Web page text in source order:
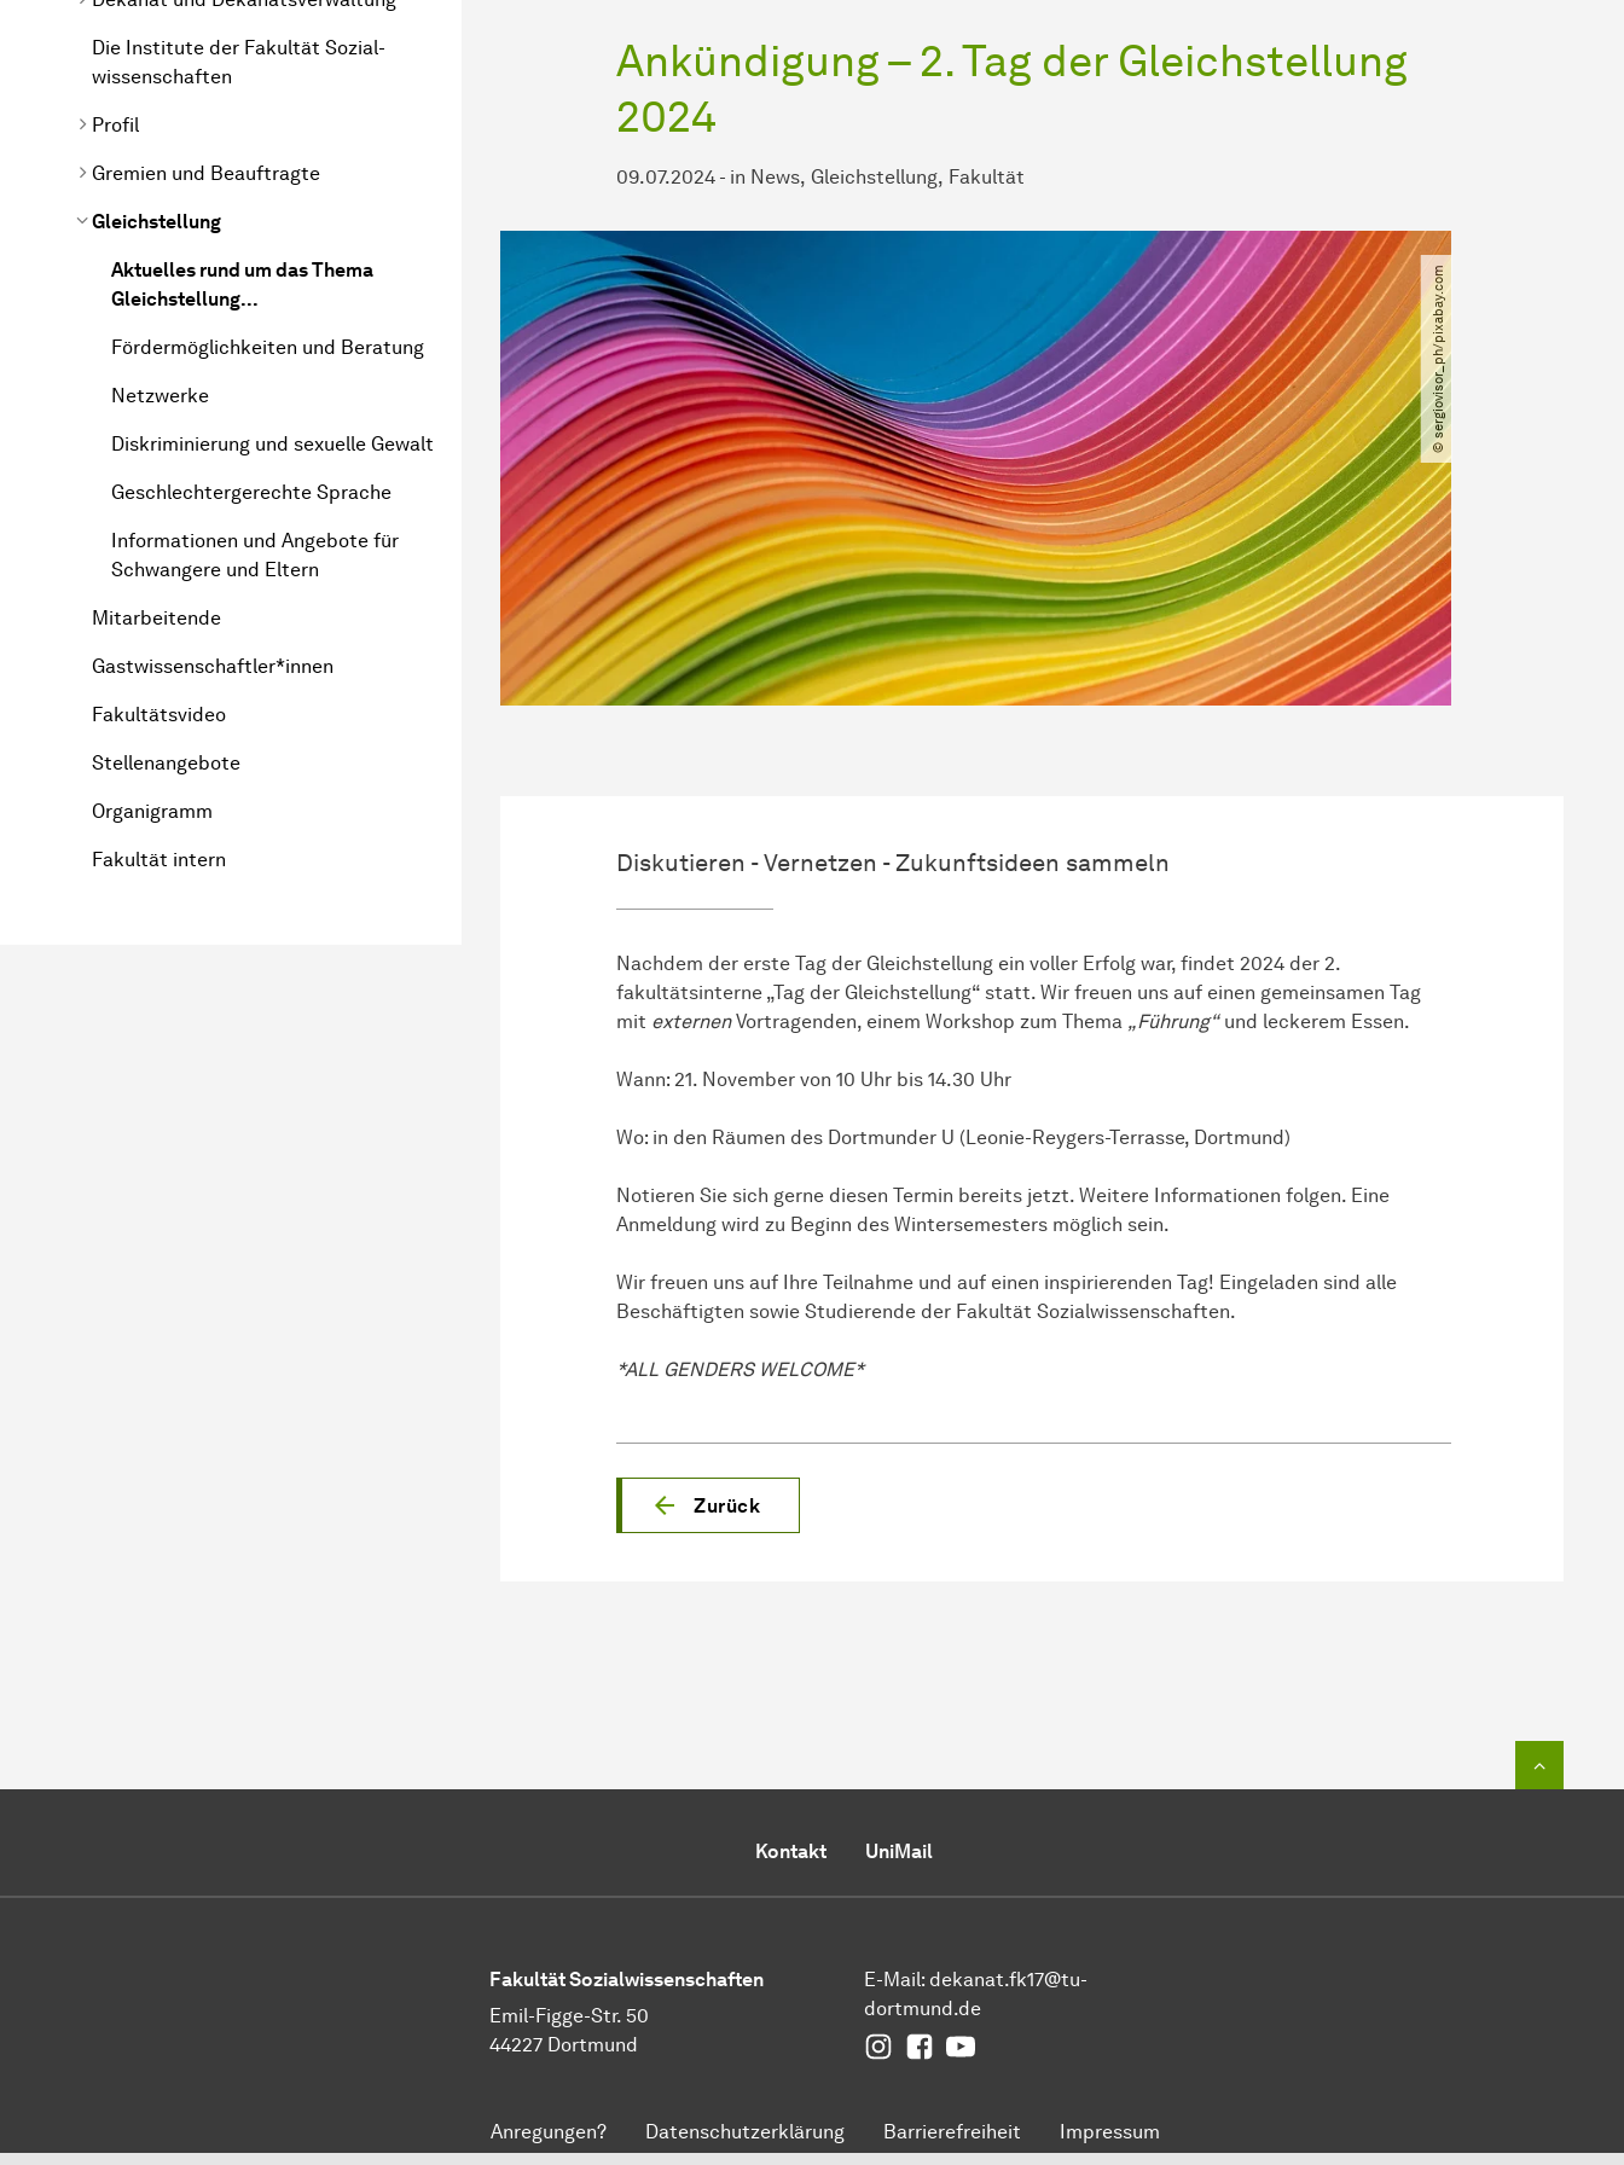
Die Institute der Fakultät Sozial­
wissen­schaften
Profil
Gremien und Beauftragte
Gleichstellung
Aktuelles rund um das Thema
Gleichstellung...
Fördermöglichkeiten und Beratung
Netzwerke
Diskriminierung und sexuelle Gewalt
Geschlechtergerechte Sprache
Informationen und Angebote für
Schwangere und Eltern
Mitarbeitende
Gastwissenschaftler*innen
Fakultätsvideo
Stellenangebote
Organigramm
Fakultät intern
Ankündigung – 2. Tag der Gleichstellung
2024
09.07.2024 - in News Gleichstellung Fakultät
© sergiovisor_ph​/​pixabay.com
Diskutieren - Vernetzen - Zukunftsideen sammeln
Nachdem der erste Tag der Gleichstellung ein voller Erfolg war, findet 2024 der 2.
fakultätsinterne „Tag der Gleichstellung“ statt. Wir freuen uns auf einen gemeinsamen Tag
mit externenVortragenden, einem Workshop zum Thema „Führung“und leckerem Essen.
Wann: 21. November von 10 Uhr bis 14.30 Uhr
Wo: in den Räumen des Dortmunder U (Leonie-Reygers-Terrasse, Dortmund)
Notieren Sie sich gerne diesen Termin bereits jetzt. Weitere Informationen folgen. Eine
Anmeldung wird zu Beginn des Wintersemesters möglich sein.
Wir freuen uns auf Ihre Teilnahme und auf einen inspirierenden Tag! Eingeladen sind alle
Beschäftigten sowie Studierende der Fakultät Sozial­wissen­schaften.
*ALL GENDERS WELCOME*
Zurück
Kontakt UniMail
FakultätSozial­wissen­schaften
Emil-Figge-Str. 50
44227 Dortmund
E-Mail: dekanat.fk17@tu-
dortmund.de
Instagram
Facebook
YouTube
Anregungen? Datenschutzerklärung Barrierefreiheit
Impressum